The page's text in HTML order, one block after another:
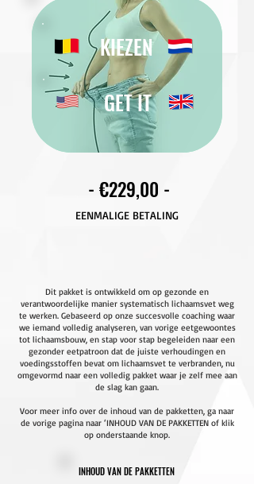
KIEZEN
GET IT
- €229,00 -
EENMALIGE BETALING
Dit pakket is ontwikkeld om op gezonde en
verantwoordelijke manier systematisch lichaamsvet weg
te werken. Gebaseerd op onze succesvolle coaching waar
we iemand volledig analyseren, van vorige eetgewoontes
tot lichaamsbouw, en stap voor stap begeleiden naar een
gezonder eetpatroon dat de juiste verhoudingen en
voedingsstoffen bevat om lichaamsvet te verbranden, nu
omgevormd naar een volledig pakket waar je zelf mee aan
de slag kan gaan.
Voor meer info over de inhoud van de pakketten, ga naar
de vorige pagina naar ‘INHOUD VAN DE PAKKETTEN of klik
op onderstaande knop.
INHOUD VAN DE PAKKETTEN